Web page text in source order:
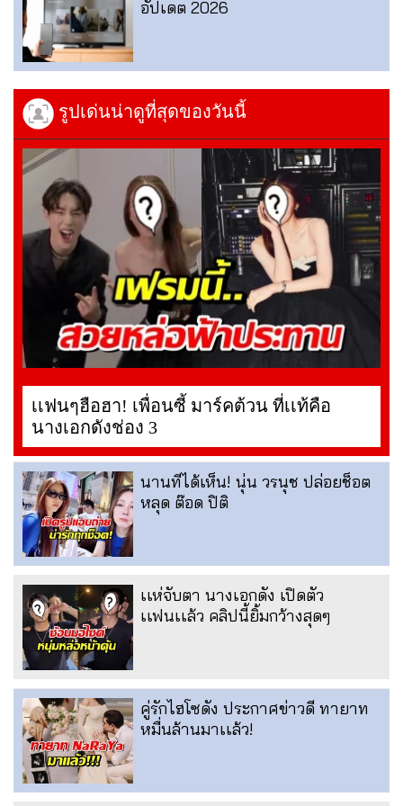
อัปเดต 2026
รูปเด่นน่าดูที่สุดของวันนี้
เเฟนๆฮือฮา! เพื่อนซี้ มาร์คต้วน ที่เเท้คือ
นางเอกดังช่อง 3
นานทีได้เห็น! นุ่น วรนุช ปล่อยช็อต
หลุด ต๊อด ปิติ
เเห่จับตา นางเอกดัง เปิดตัว
เเฟนเเล้ว คลิปนี้ยิ้มกว้างสุดๆ
คู่รักไฮโซดัง ประกาศข่าวดี ทายาท
หมื่นล้านมาเเล้ว!